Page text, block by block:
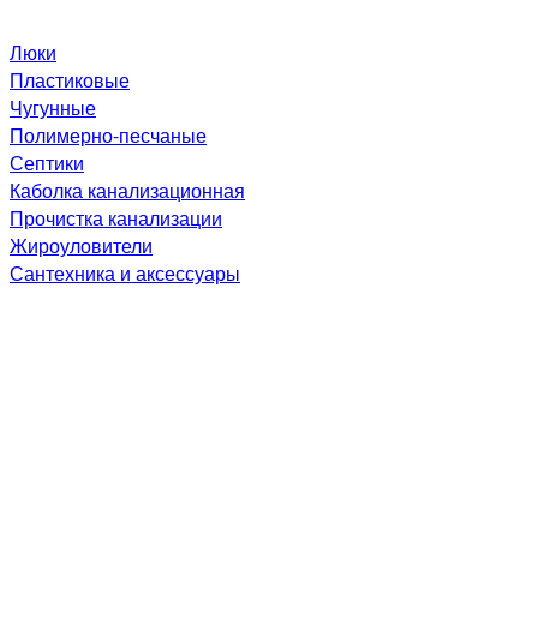
Люки
Пластиковые
Чугунные
Полимерно-песчаные
Септики
Каболка канализационная
Прочистка канализации
Жироуловители
Сантехника и аксессуары